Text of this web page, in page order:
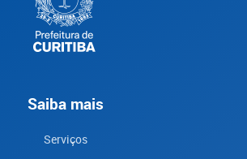
Saiba mais
Serviços